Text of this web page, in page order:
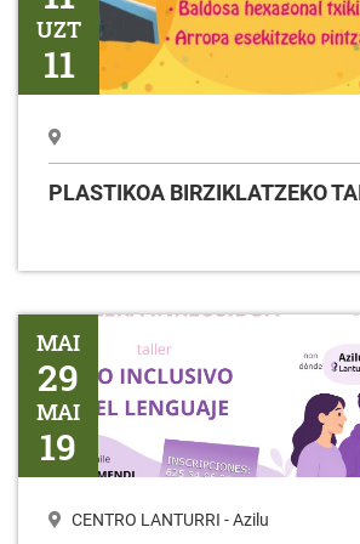
UZT
11
PLASTIKOA BIRZIKLATZEKO
Tailerra HIZKUNTZAREN ERABILERA
MAI
29
MAI
19
CENTRO LANTURRI - Azilu